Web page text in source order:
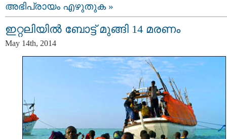
അഭിപ്രായം എഴുതുക »
ഇറ്റലിയിൽ ബോട്ട് മുങ്ങി 14 മരണം
May 14th, 2014